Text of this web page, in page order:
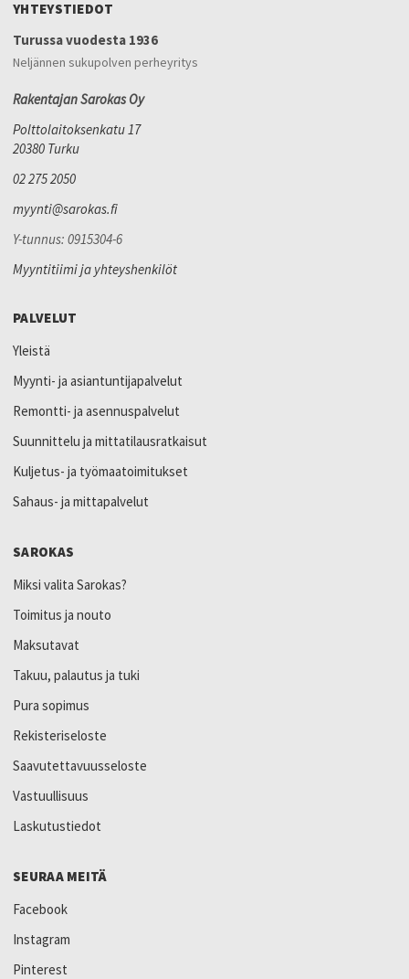
YHTEYSTIEDOT
Turussa vuodesta 1936
Neljännen sukupolven perheyritys
Rakentajan Sarokas Oy
Polttolaitoksenkatu 17
20380 Turku
02 275 2050
myynti@sarokas.fi
Y-tunnus: 0915304-6
Myyntitiimi ja yhteyshenkilöt
PALVELUT
Yleistä
Myynti- ja asiantuntijapalvelut
Remontti- ja asennuspalvelut
Suunnittelu ja mittatilausratkaisut
Kuljetus- ja työmaatoimitukset
Sahaus- ja mittapalvelut
SAROKAS
Miksi valita Sarokas?
Toimitus ja nouto
Maksutavat
Takuu, palautus ja tuki
Pura sopimus
Rekisteriseloste
Saavutettavuusseloste
Vastuullisuus
Laskutustiedot
SEURAA MEITÄ
Facebook
Instagram
Pinterest